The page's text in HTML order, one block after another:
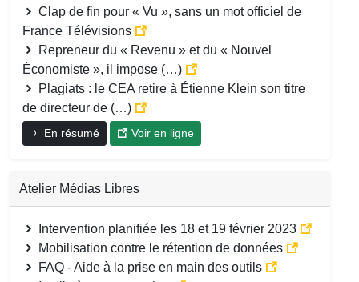
Clap de fin pour « Vu », sans un mot officiel de
France Télévisions
Repreneur du « Revenu » et du « Nouvel
Économiste », il impose (…)
Plagiats : le CEA retire à Étienne Klein son titre
de directeur de (…)
En résumé Voir en ligne
Atelier Médias Libres
Intervention planifiée les 18 et 19 février 2023
Mobilisation contre le rétention de données
FAQ - Aide à la prise en main des outils